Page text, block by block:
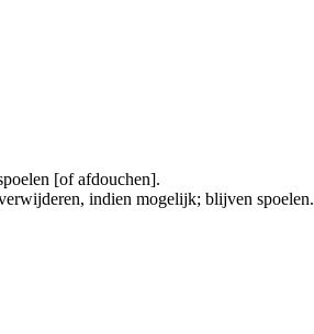
[of afdouchen].
indien mogelijk; blijven spoelen.